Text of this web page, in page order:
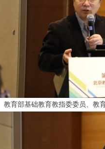
教育部基础教育教指委委员、